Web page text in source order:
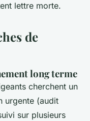
lettre morte.
de
long terme
cherchent un
urgente (audit
sur plusieurs